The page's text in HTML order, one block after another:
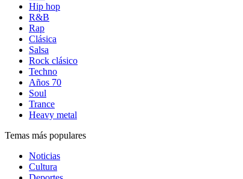
Hip hop
R&B
Rap
Clásica
Salsa
Rock clásico
Techno
Años 70
Soul
Trance
Heavy metal
Temas más populares
Noticias
Cultura